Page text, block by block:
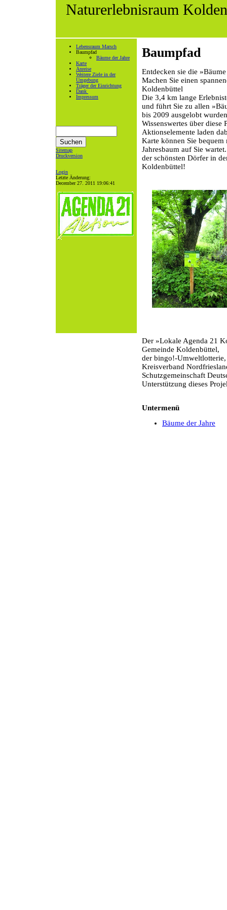
Naturerlebnisraum
Lebensraum Marsch
Baumpfad
Bäume der Jahre
Karte
Anreise
Weitere Ziele in der
Umgebung
Träger der Einrichtung
Dank
Impressum
Sitemap
Druckversion
Login
Letzte Änderung:
December 27. 2011 19:06:41
Baumpfad
Entdecken sie die »Bäume
Machen Sie einen
Koldenbüttel
Die 3,4 km lange
und führt Sie zu allen
bis 2009 ausgelobt
Wissenswertes über diese
Aktionselemente laden
Karte können Sie
Jahresbaum auf Sie
der schönsten Dörfer in
Koldenbüttel!
Der »Lokale Agenda 21
Gemeinde Koldenbüttel,
der bingo!-
Kreisverband
Schutzgemeinschaft
Unterstützung dieses
Untermenü
Bäume der Jahre